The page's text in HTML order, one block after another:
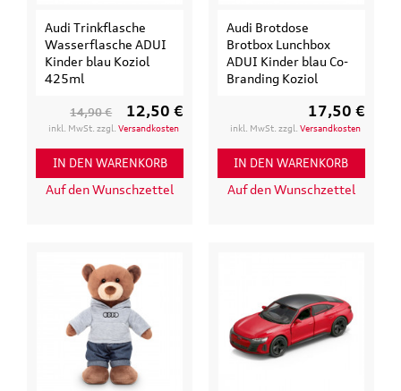
Audi Trinkflasche
Wasserflasche ADUI
Kinder blau Koziol
425ml
14,90 € 12,50 €
inkl. MwSt. zzgl.Versandkosten
IN DEN WARENKORB
Auf den Wunschzettel
Audi Brotdose
Brotbox Lunchbox
ADUI Kinder blau Co-
Branding Koziol
17,50 €
inkl. MwSt. zzgl. Versandkosten
IN DEN WARENKORB
Auf den Wunschzettel